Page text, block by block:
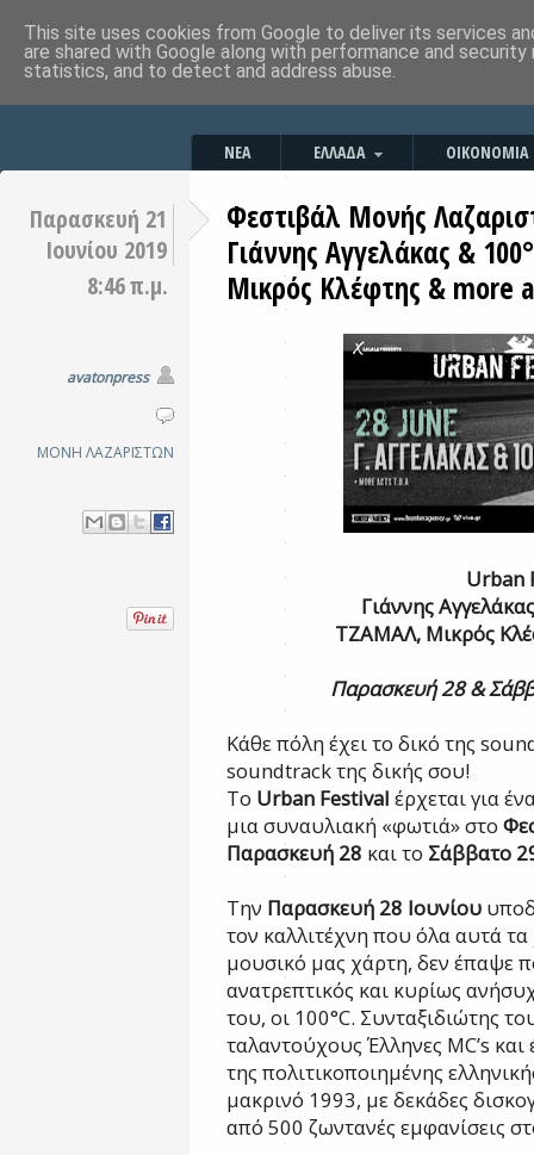
ΝΕΑ ΕΛΛΑΔΑ ΟΙΚΟΝΟΜΙΑ
Παρασκευή 21
Ιουνίου 2019
8:46 π.μ.
avatonpress
ΜΟΝΗ ΛΑΖΑΡΙΣΤΩΝ
Φεστιβάλ Μονής
Γιάννης Αγγελάκας &
Μικρός Κλέφτης & more
Urban
Γιάννης
ΤΖΑΜΑΛ, Μικρός
Παρασκευή 28 &
Κάθε πόλη έχει το δικό της
soundtrack της δικής σου!
Το Urban Festival έρχεται για
μια συναυλιακή «φωτιά» στο
Παρασκευή 28 και το Σάββατο
Την Παρασκευή 28 Ιουνίου
τον καλλιτέχνη που όλα αυτά
μουσικό μας χάρτη, δεν έπαψε
ανατρεπτικός και κυρίως
του, οι 100°C. Συνταξιδιώτης
ταλαντούχους Έλληνες MC’s
της πολιτικοποιημένης
μακρινό 1993, με δεκάδες
από 500 ζωντανές εμφανίσεις
This site uses cookies from Google to deliver its services
are shared with Google along with performance and
statistics, and to detect and address abuse.